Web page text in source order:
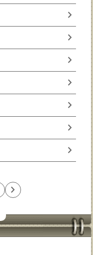
chevron_right
chevron_right
chevron_right
chevron_right
chevron_right
chevron_right
chevron_right
chevron_right